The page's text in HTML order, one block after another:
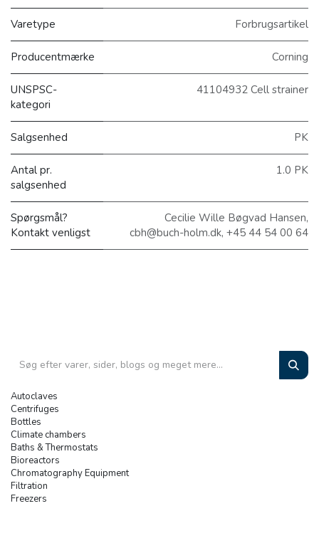
Varetype Forbrugsartikel
Producentmærke Corning
UNSPSC-
kategori
41104932 Cell strainer
Salgsenhed PK
Antal pr.
salgsenhed
1.0 PK
Spørgsmål?
Kontakt venligst
Cecilie Wille Bøgvad Hansen,
cbh@buch-holm.dk, +45 44 54 00 64
Autoclaves
Centrifuges
Bottles
Climate chambers
Baths & Thermostats
Bioreactors
Chromatography Equipment
Filtration
Freezers